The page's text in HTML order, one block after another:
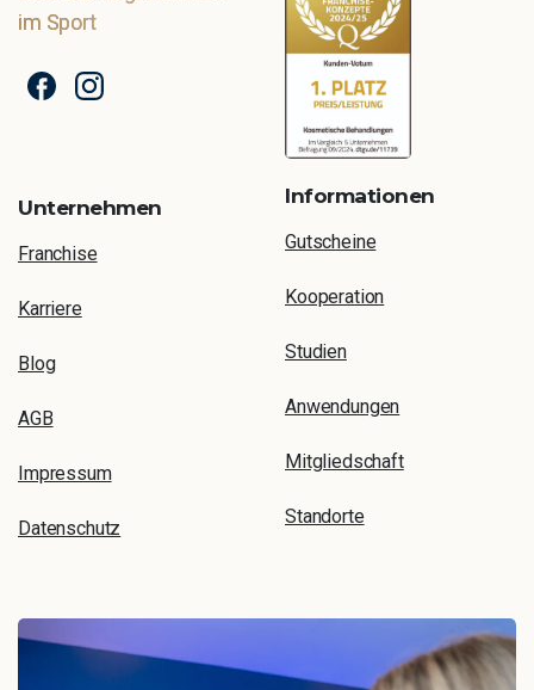
im Sport
Unternehmen
Franchise
Karriere
Blog
AGB
Impressum
Datenschutz
Informationen
Gutscheine
Kooperation
Studien
Anwendungen
Mitgliedschaft
Standorte